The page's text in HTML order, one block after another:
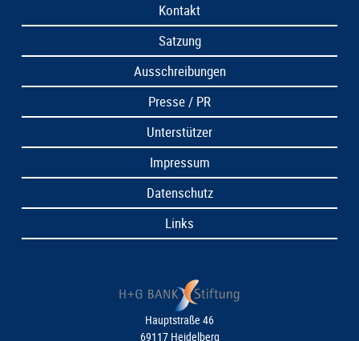
Kontakt
Satzung
Ausschreibungen
Presse / PR
Unterstützer
Impressum
Datenschutz
Links
Hauptstraße 46
69117 Heidelberg